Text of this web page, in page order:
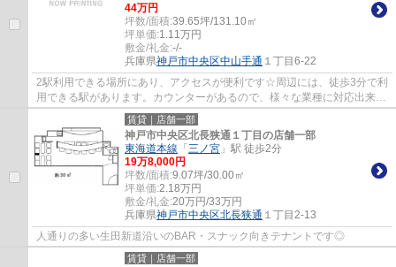
44万円
坪数/面積:39.65坪/131.10㎡
坪単価:1.11万円
敷金/礼金:-/-
兵庫県神戸市中央区中山手通 １丁目6-22
2駅利用できる場所にあり、アクセスが便利です☆周辺には、徒歩3分で利
用できる駅があります。カウンターがあるので、様々な業種に対応出来ま
す！
賃貸｜店舗一部
神戸市中央区北長狭通１丁目の店舗一部
東海道本線 「 三ノ宮 」駅 徒歩2分
19万8,000円
坪数/面積:9.07坪/30.00㎡
坪単価:2.18万円
敷金/礼金:20万円/33万円
兵庫県神戸市中央区北長狭通 １丁目2-13
人通りの多い生田新道沿いのBAR・スナック向きテナントです◎
賃貸｜店舗一部